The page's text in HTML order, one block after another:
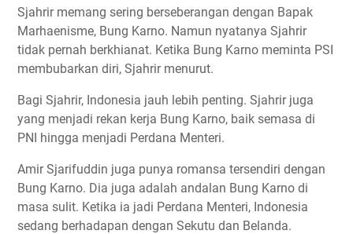
Sjahrir memang sering berseberangan dengan Bapak
Marhaenisme, Bung Karno. Namun nyatanya Sjahrir
tidak pernah berkhianat. Ketika Bung Karno meminta PSI
membubarkan diri, Sjahrir menurut.
Bagi Sjahrir, Indonesia jauh lebih penting. Sjahrir juga
yang menjadi rekan kerja Bung Karno, baik semasa di
PNI hingga menjadi Perdana Menteri.
Amir Sjarifuddin juga punya romansa tersendiri dengan
Bung Karno. Dia juga adalah andalan Bung Karno di
masa sulit. Ketika ia jadi Perdana Menteri, Indonesia
sedang berhadapan dengan Sekutu dan Belanda.